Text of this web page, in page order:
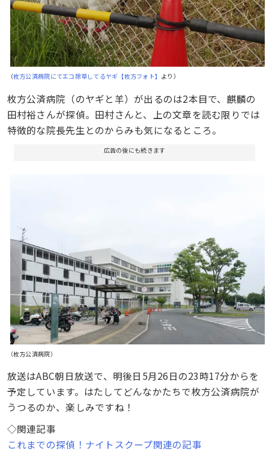
（枚方公済病院にてエコ除草してるヤギ【枚方フォト】 より）
枚方公済病院（のヤギと羊）が出るのは2本目で、麒麟の
田村裕さんが探偵。田村さんと、上の文章を読む限りでは
特徴的な院長先生とのからみも気になるところ。
広告の後にも続きます
（枚方公済病院）
放送はABC朝日放送で、明後日5月26日の23時17分からを
予定しています。はたしてどんなかたちで枚方公済病院が
うつるのか、楽しみですね！
◇関連記事
これまでの探偵！ナイトスクープ関連の記事